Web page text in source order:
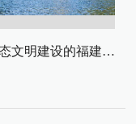
数字生态文明建设的福建路径与启示